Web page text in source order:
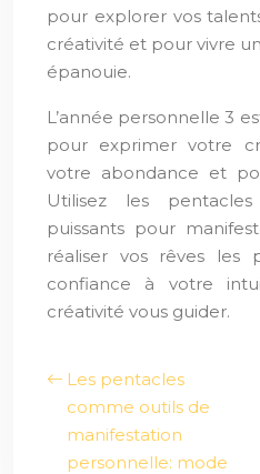
pour explorer vos
créativité et pour vivre
épanouie.
L’année personnelle 3
pour exprimer votre
votre abondance et
Utilisez les
puissants pour
réaliser vos rêves les
confiance à votre
créativité vous guider.
Les pentacles
comme outils de
manifestation
personnelle: mode